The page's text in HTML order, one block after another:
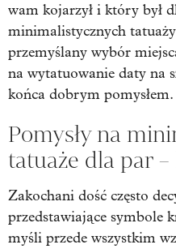
wam kojarzył i który był
minimalistycznych
przemyślany wybór
na wytatuowanie daty na
końca dobrym pomysłem.
Pomysły na
tatuaże dla par
Zakochani dość często
przedstawiające symbole
myśli przede wszystkim